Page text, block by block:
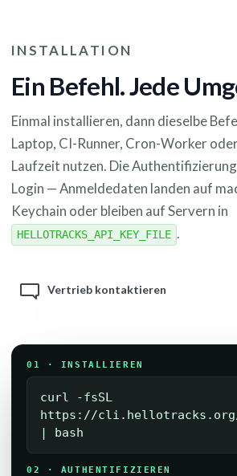
INSTALLATION
Ein Befehl. Jede
Einmal installieren, dann dieselbe
Laptop, CI-Runner, Cron-Worker
Laufzeit nutzen. Die
Login — Anmeldedaten landen auf
Keychain oder bleiben auf Servern in
HELLOTRACKS_API_KEY_FILE .
Vertrieb kontaktieren
01 · INSTALLIEREN
curl -fsSL
https://
| bash
02 · AUTHENTIFIZIEREN